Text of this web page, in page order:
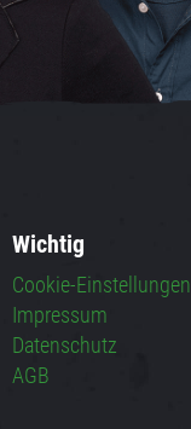
Wichtig
Cookie-Einstellungen
Impressum
Datenschutz
AGB